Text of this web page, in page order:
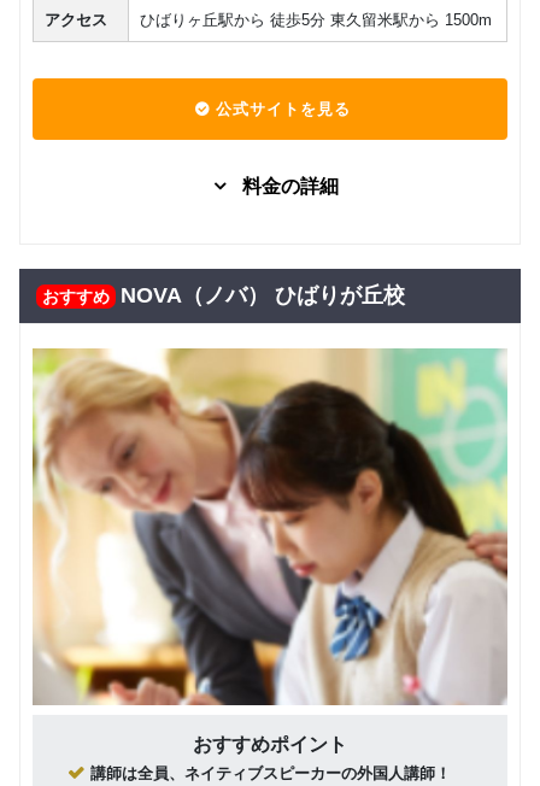
アクセス ひばりヶ丘駅から 徒歩5分 東久留米駅から 1500m
公式サイトを見る
料金の詳細
よる 個人
レッスン
制）
29,150
ネイティ
ブ講師に
よる 個人
レッスン
（回数
制）
マンツーマン 日常英会話 ビジネス英語
TOEIC
旅行
143,000
円(税込) / 総額
回数：20 / 1セッション40分
ネイティ
レッスン
制）
マンツーマン 日常英会話 ビジネス英語
TOEIC
旅行
264,000
円(税込) / 総額
回数：40 / 1セッション40分
ネイティ
レッスン
484,000円(税込) / 総額
おすすめ NOVA（ノバ） ひばりが丘校
おすすめポイント
講師は全員、ネイティブスピーカーの外国人講師！